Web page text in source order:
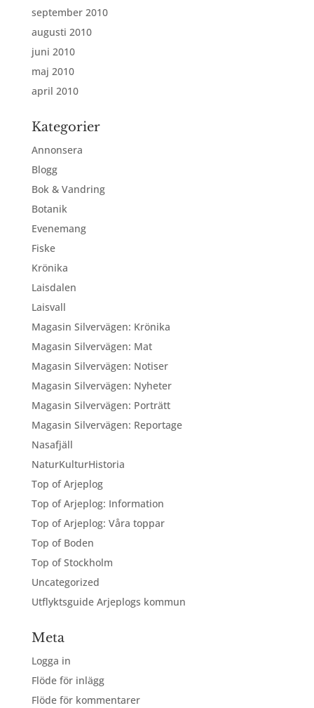
september 2010
augusti 2010
juni 2010
maj 2010
april 2010
Kategorier
Annonsera
Blogg
Bok & Vandring
Botanik
Evenemang
Fiske
Krönika
Laisdalen
Laisvall
Magasin Silvervägen: Krönika
Magasin Silvervägen: Mat
Magasin Silvervägen: Notiser
Magasin Silvervägen: Nyheter
Magasin Silvervägen: Porträtt
Magasin Silvervägen: Reportage
Nasafjäll
NaturKulturHistoria
Top of Arjeplog
Top of Arjeplog: Information
Top of Arjeplog: Våra toppar
Top of Boden
Top of Stockholm
Uncategorized
Utflyktsguide Arjeplogs kommun
Meta
Logga in
Flöde för inlägg
Flöde för kommentarer